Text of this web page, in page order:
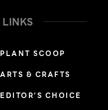
LINKS
PLANT SCOOP
ARTS & CRAFTS
EDITOR’S CHOICE